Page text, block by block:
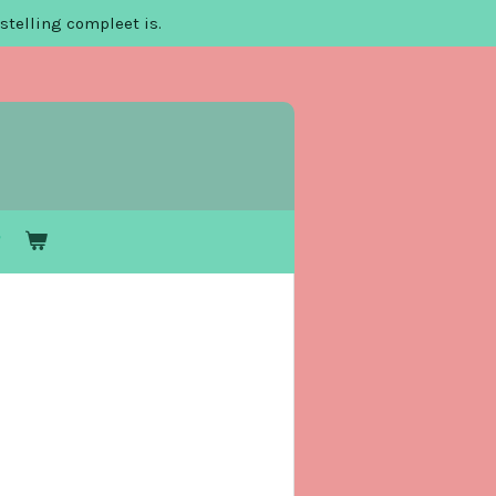
compleet is.